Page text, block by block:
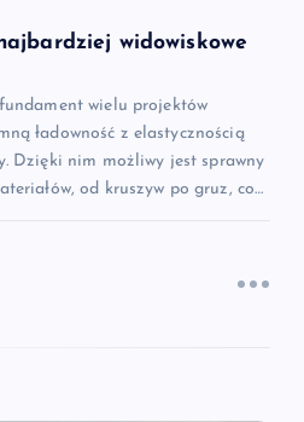
widowiskowe
wielu projektów
ładowność z elastycznością
Dzięki nim możliwy jest sprawny
od kruszyw po gruz, co…